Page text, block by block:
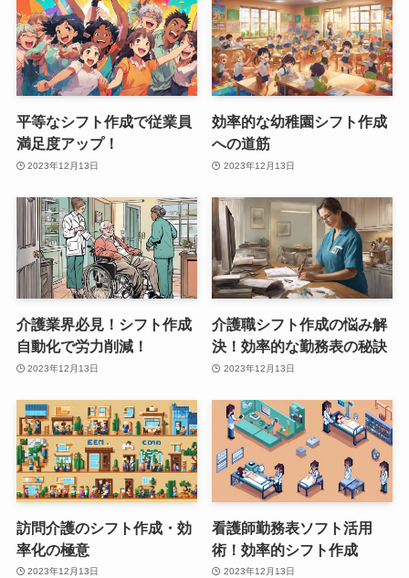
平等なシフト作成で従業員
満足度アップ！
2023年12月13日
効率的な幼稚園シフト作成
への道筋
2023年12月13日
介護業界必見！シフト作成
自動化で労力削減！
2023年12月13日
介護職シフト作成の悩み解
決！効率的な勤務表の秘訣
2023年12月13日
訪問介護のシフト作成・効
率化の極意
2023年12月13日
看護師勤務表ソフト活用
術！効率的シフト作成
2023年12月13日